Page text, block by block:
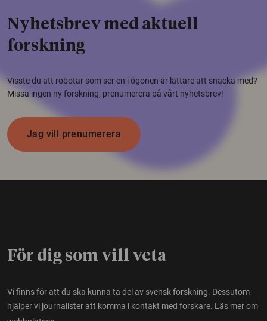
Nyhetsbrev med aktuell
forskning
Visste du att robotar som ser en i ögonen är lättare att snacka med?
Missa ingen ny forskning, prenumerera på vårt nyhetsbrev!
Jag vill prenumerera
För dig som vill veta
Vi finns för att du ska kunna ta del av svensk forskning. Dessutom
hjälper vi journalister att komma i kontakt med forskare. Läs mer om